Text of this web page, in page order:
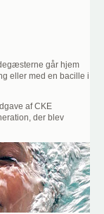
går hjem
eller med en bacille i
af CKE
der blev